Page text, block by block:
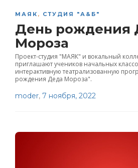
МАЯК , СТУДИЯ "А&Б"
День рождения
Мороза
Проект-студия "МАЯК" и вокальный
приглашают учеников начальных
интерактивную театрализованную
рождения Деда Мороза".
moder, 7 ноября, 2022